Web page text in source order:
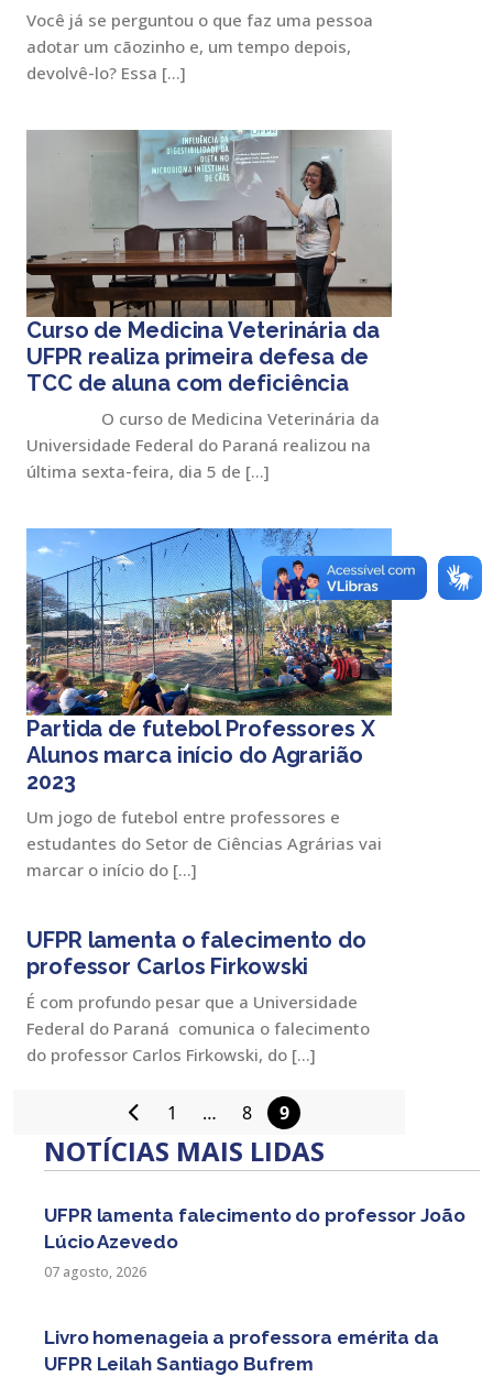
Você já se perguntou o que faz uma pessoa
adotar um cãozinho e, um tempo depois,
devolvê-lo? Essa […]
Curso de Medicina Veterinária da
UFPR realiza primeira defesa de
TCC de aluna com deficiência
O curso de Medicina Veterinária da
Universidade Federal do Paraná realizou na
última sexta-feira, dia 5 de […]
Partida de futebol Professores X
Alunos marca início do Agrarião
2023
Um jogo de futebol entre professores e
estudantes do Setor de Ciências Agrárias vai
marcar o início do […]
UFPR lamenta o falecimento do
professor Carlos Firkowski
É com profundo pesar que a Universidade
Federal do Paraná comunica o falecimento
do professor Carlos Firkowski, do […]
Paginação
de
posts
1 … 8 9
NOTÍCIAS MAIS LIDAS
UFPR lamenta falecimento do professor João
Lúcio Azevedo
07 agosto, 2026
Livro homenageia a professora emérita da
UFPR Leilah Santiago Bufrem